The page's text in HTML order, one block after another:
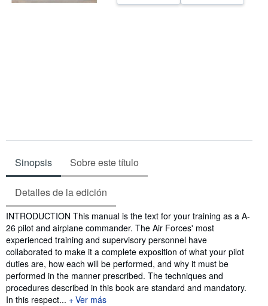
Sinopsis Sobre este título
Detalles de la edición
Sinopsis
INTRODUCTION This manual is the text for your training as a A-
26 pilot and airplane commander. The Air Forces' most
experienced training and supervisory personnel have
collaborated to make it a complete exposition of what your pilot
duties are, how each will be performed, and why it must be
performed in the manner prescribed. The techniques and
procedures described in this book are standard and mandatory.
In this respect...
Ver más